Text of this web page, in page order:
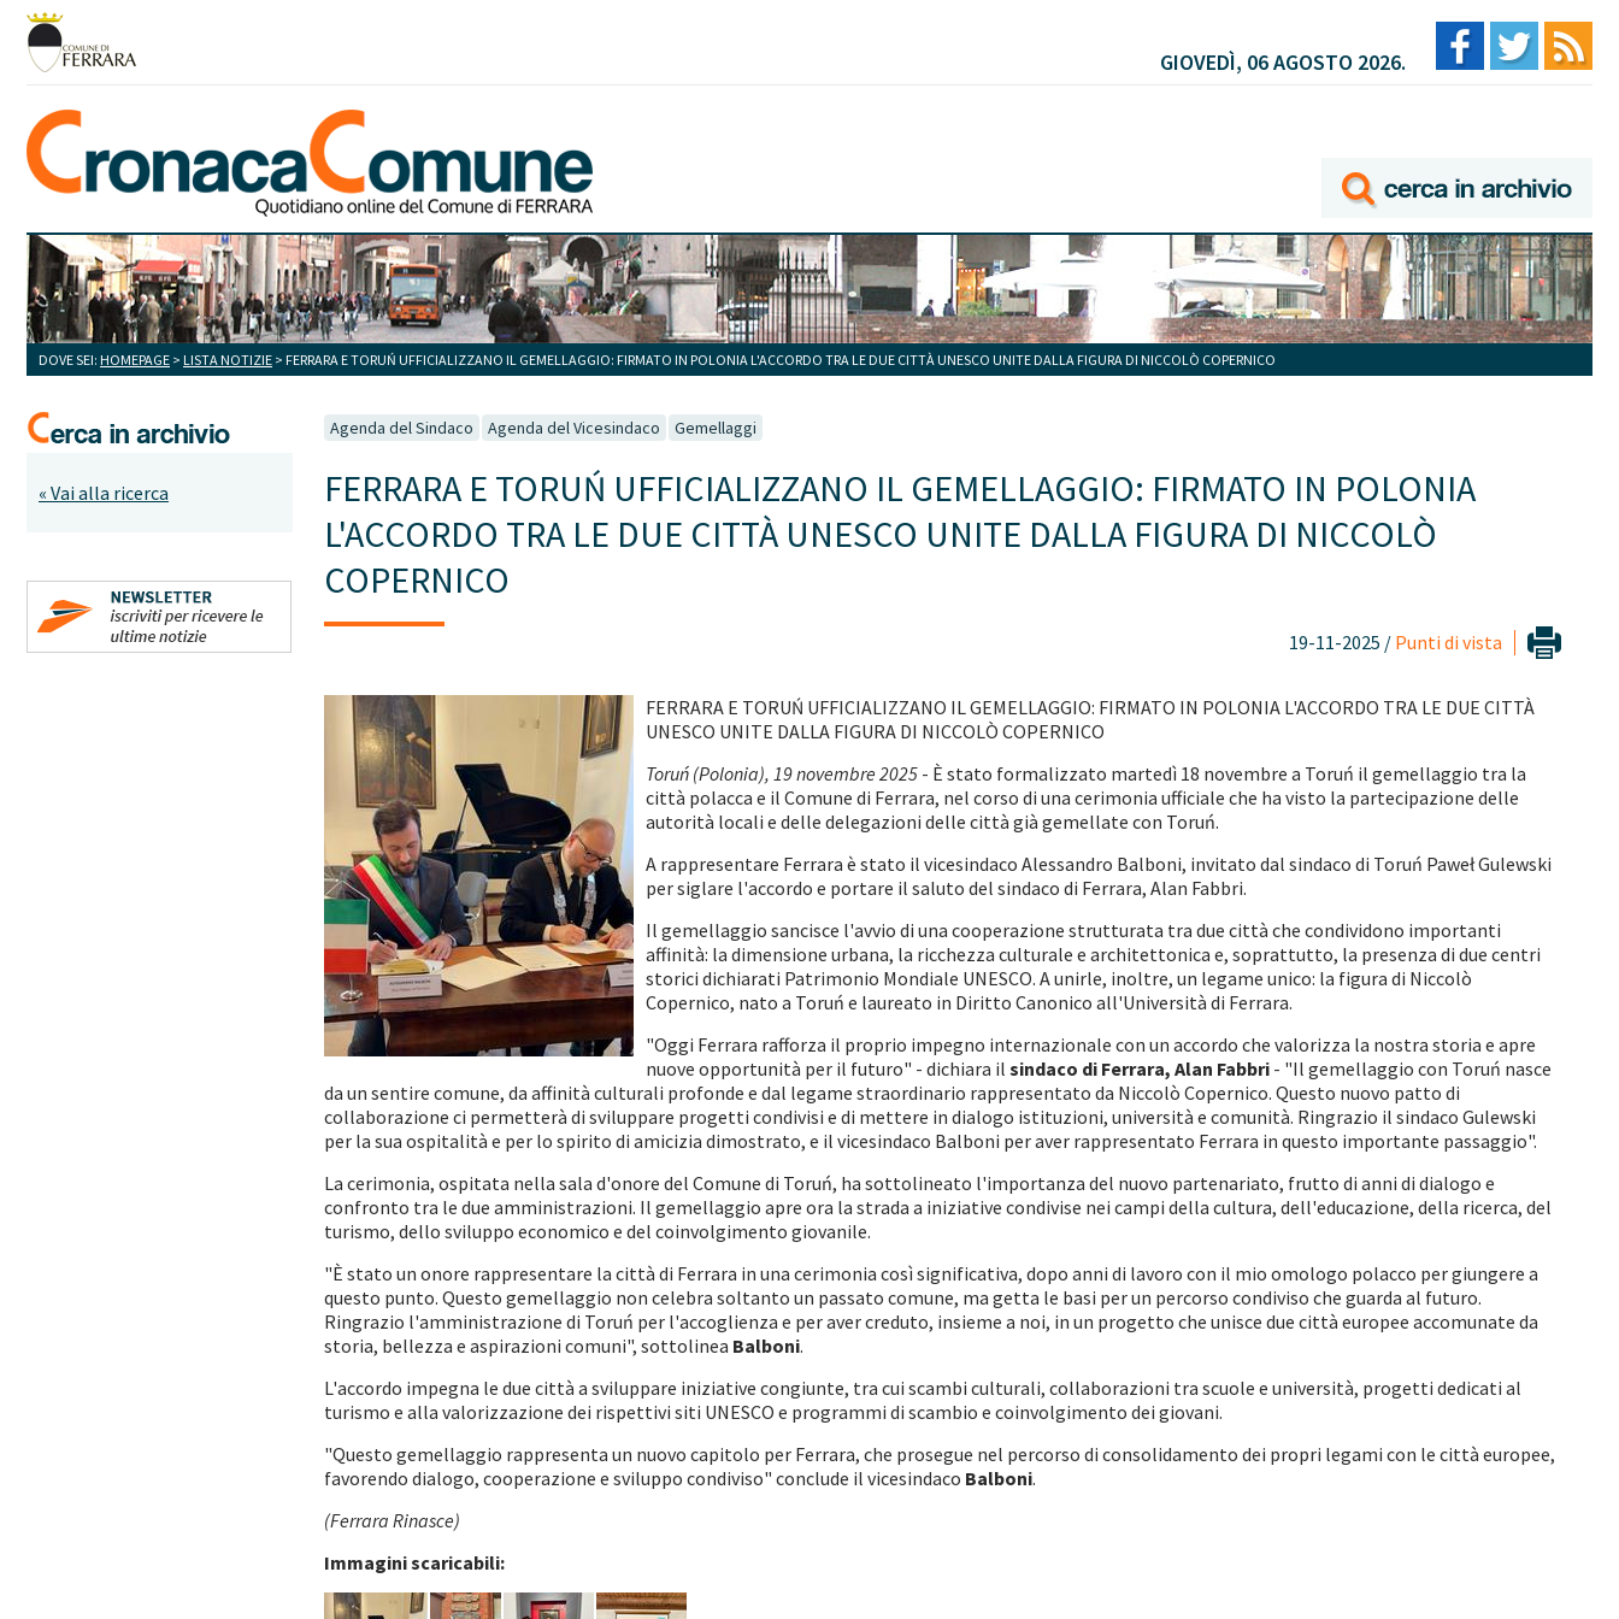
GIOVEDÌ, 06 AGOSTO 2026.
DOVE SEI: HOMEPAGE > LISTA NOTIZIE > FERRARA E TORUŃ UFFICIALIZZANO IL GEMELLAGGIO: FIRMATO IN POLONIA L'ACCORDO TRA LE DUE CITTÀ UNESCO UNITE DALLA FIGURA DI NICCOLÒ COPERNICO
« Vai alla ricerca
Agenda del Sindaco Agenda del Vicesindaco Gemellaggi
FERRARA E TORUŃ UFFICIALIZZANO IL GEMELLAGGIO: FIRMATO IN POLONIA
L'ACCORDO TRA LE DUE CITTÀ UNESCO UNITE DALLA FIGURA DI NICCOLÒ
COPERNICO
19-11-2025 / Punti di vista
FERRARA E TORUŃ UFFICIALIZZANO IL GEMELLAGGIO: FIRMATO IN POLONIA L'ACCORDO TRA LE DUE CITTÀ
UNESCO UNITE DALLA FIGURA DI NICCOLÒ COPERNICO
Toruń (Polonia), 19 novembre 2025 - È stato formalizzato martedì 18 novembre a Toruń il gemellaggio tra la
città polacca e il Comune di Ferrara, nel corso di una cerimonia ufficiale che ha visto la partecipazione delle
autorità locali e delle delegazioni delle città già gemellate con Toruń.
A rappresentare Ferrara è stato il vicesindaco Alessandro Balboni, invitato dal sindaco di Toruń Paweł Gulewski
per siglare l'accordo e portare il saluto del sindaco di Ferrara, Alan Fabbri.
Il gemellaggio sancisce l'avvio di una cooperazione strutturata tra due città che condividono importanti
affinità: la dimensione urbana, la ricchezza culturale e architettonica e, soprattutto, la presenza di due centri
storici dichiarati Patrimonio Mondiale UNESCO. A unirle, inoltre, un legame unico: la figura di Niccolò
Copernico, nato a Toruń e laureato in Diritto Canonico all'Università di Ferrara.
"Oggi Ferrara rafforza il proprio impegno internazionale con un accordo che valorizza la nostra storia e apre
nuove opportunità per il futuro" - dichiara il sindaco di Ferrara, Alan Fabbri - "Il gemellaggio con Toruń nasce
da un sentire comune, da affinità culturali profonde e dal legame straordinario rappresentato da Niccolò Copernico. Questo nuovo patto di
collaborazione ci permetterà di sviluppare progetti condivisi e di mettere in dialogo istituzioni, università e comunità. Ringrazio il sindaco Gulewski
per la sua ospitalità e per lo spirito di amicizia dimostrato, e il vicesindaco Balboni per aver rappresentato Ferrara in questo importante passaggio".
La cerimonia, ospitata nella sala d'onore del Comune di Toruń, ha sottolineato l'importanza del nuovo partenariato, frutto di anni di dialogo e
confronto tra le due amministrazioni. Il gemellaggio apre ora la strada a iniziative condivise nei campi della cultura, dell'educazione, della ricerca, del
turismo, dello sviluppo economico e del coinvolgimento giovanile.
"È stato un onore rappresentare la città di Ferrara in una cerimonia così significativa, dopo anni di lavoro con il mio omologo polacco per giungere a
questo punto. Questo gemellaggio non celebra soltanto un passato comune, ma getta le basi per un percorso condiviso che guarda al futuro.
Ringrazio l'amministrazione di Toruń per l'accoglienza e per aver creduto, insieme a noi, in un progetto che unisce due città europee accomunate da
storia, bellezza e aspirazioni comuni", sottolinea Balboni.
L'accordo impegna le due città a sviluppare iniziative congiunte, tra cui scambi culturali, collaborazioni tra scuole e università, progetti dedicati al
turismo e alla valorizzazione dei rispettivi siti UNESCO e programmi di scambio e coinvolgimento dei giovani.
"Questo gemellaggio rappresenta un nuovo capitolo per Ferrara, che prosegue nel percorso di consolidamento dei propri legami con le città europee,
favorendo dialogo, cooperazione e sviluppo condiviso" conclude il vicesindaco Balboni.
(Ferrara Rinasce)
Immagini scaricabili: